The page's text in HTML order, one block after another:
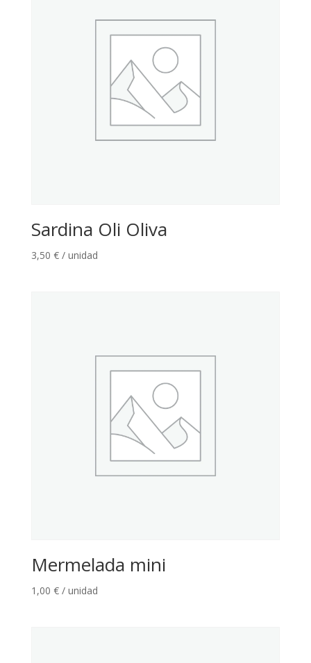
Sardina Oli Oliva
3,50 € / unidad
Mermelada mini
1,00 € / unidad